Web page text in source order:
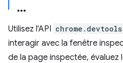
Utilisez l'API
interagir avec la fenêtre
de la page inspectée,